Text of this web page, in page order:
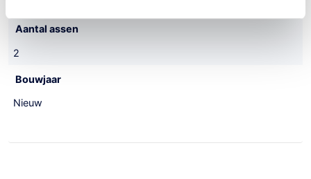
Aantal assen
2
Bouwjaar
Nieuw